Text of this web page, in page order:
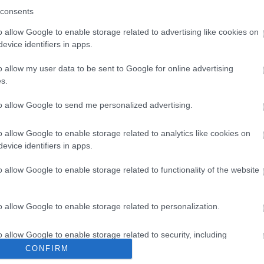
allow Google to enable storage related to advertising like cookies on
identifiers in apps.
allow my user data to be sent to Google for online advertising
allow Google to send me personalized advertising.
allow Google to enable storage related to analytics like cookies on
identifiers in apps.
allow Google to enable storage related to functionality of the website
allow Google to enable storage related to personalization.
allow Google to enable storage related to security, including
functionality and fraud prevention, and other user protection.
CONFIRM
y espátula para Acrygel
0out of 5
10,95
AÑADIR AL CARRITO
a la lista de deseos
CUIDADO DE MANOS